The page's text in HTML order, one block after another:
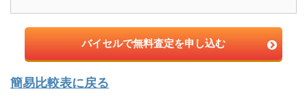
バイセルで無料査定を申し込む
簡易比較表に戻る